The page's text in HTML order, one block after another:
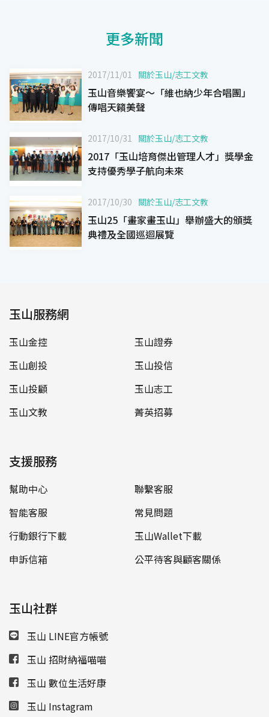
更多新聞
2017/11/01 關於玉山/志工文教
玉山音樂饗宴～「維也納少年合唱團」
傳唱天籟美聲
2017/10/31 關於玉山/志工文教
2017「玉山培育傑出管理人才」獎學金
支持優秀學子航向未來
2017/10/30 關於玉山/志工文教
玉山25「畫家畫玉山」舉辦盛大的頒獎
典禮及全國巡迴展覽
玉山服務網
玉山金控
玉山證券
玉山創投
玉山投信
玉山投顧
玉山志工
玉山文教
菁英招募
支援服務
幫助中心
聯繫客服
智能客服
常見問題
行動銀行下載
玉山Wallet下載
申訴信箱
公平待客與顧客關係
玉山社群
玉山 LINE官方帳號
玉山 招財納福喵喵
玉山 數位生活好康
玉山 Instagram